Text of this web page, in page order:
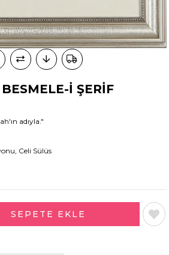
İ ŞERİF
adıyla."
Celi Sülüs